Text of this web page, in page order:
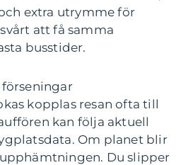
extra utrymme för
att få samma
busstider.
förseningar
kopplas resan ofta till
kan följa aktuell
Om planet blir
Du slipper